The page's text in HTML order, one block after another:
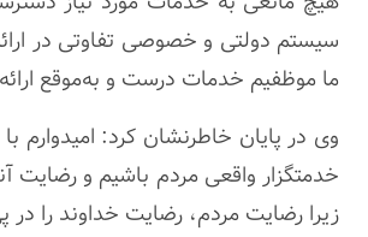
سیستم دولتی و خصوصی تفاوتی در
ما موظفیم خدمات درست و به‌موقع
وی در پایان خاطرنشان کرد: امیدوارم با
خدمتگزار واقعی مردم باشیم و رضایت
زیرا رضایت مردم، رضایت خداوند را